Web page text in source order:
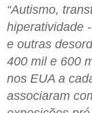
“Autismo,
hiperatividade
e outras
400 mil e 600
nos EUA a
associaram